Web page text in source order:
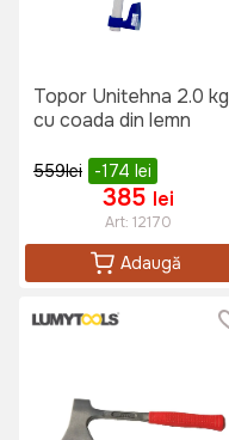
Topor Unitehna 2.0 kg
cu coada din lemn
559lei -174 lei
385 lei
Art: 12170
Adaugă